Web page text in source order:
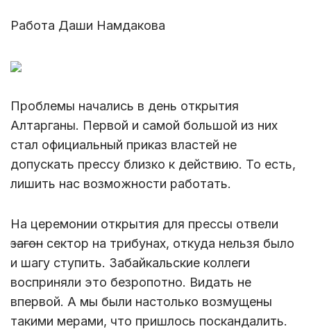
Работа Даши Намдакова
Проблемы начались в день открытия
Алтарганы. Первой и самой большой из них
стал официальный приказ властей не
допускать прессу близко к действию. То есть,
лишить нас возможности работать.
На церемонии открытия для прессы отвели
загон сектор на трибунах, откуда нельзя было
и шагу ступить. Забайкальские коллеги
восприняли это безропотно. Видать не
впервой. А мы были настолько возмущены
такими мерами, что пришлось поскандалить.